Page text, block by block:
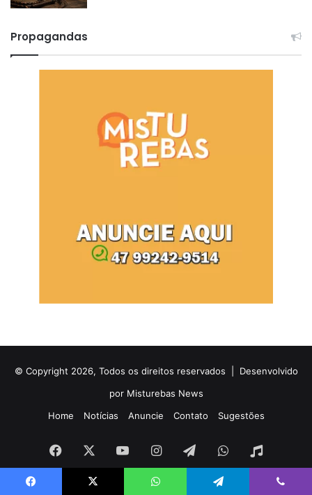
Propagandas
© Copyright 2026, Todos os direitos reservados | Desenvolvido
por Misturebas News
Home
Notícias Anuncie Contato Sugestões
Facebook YouTubeInstagramTelegramWhatsApp